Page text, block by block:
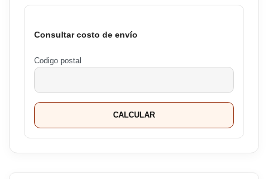
Consultar costo de envío
Codigo postal
CALCULAR